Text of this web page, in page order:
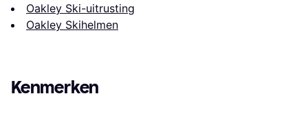
Oakley Ski-uitrusting
Oakley Skihelmen
Kenmerken